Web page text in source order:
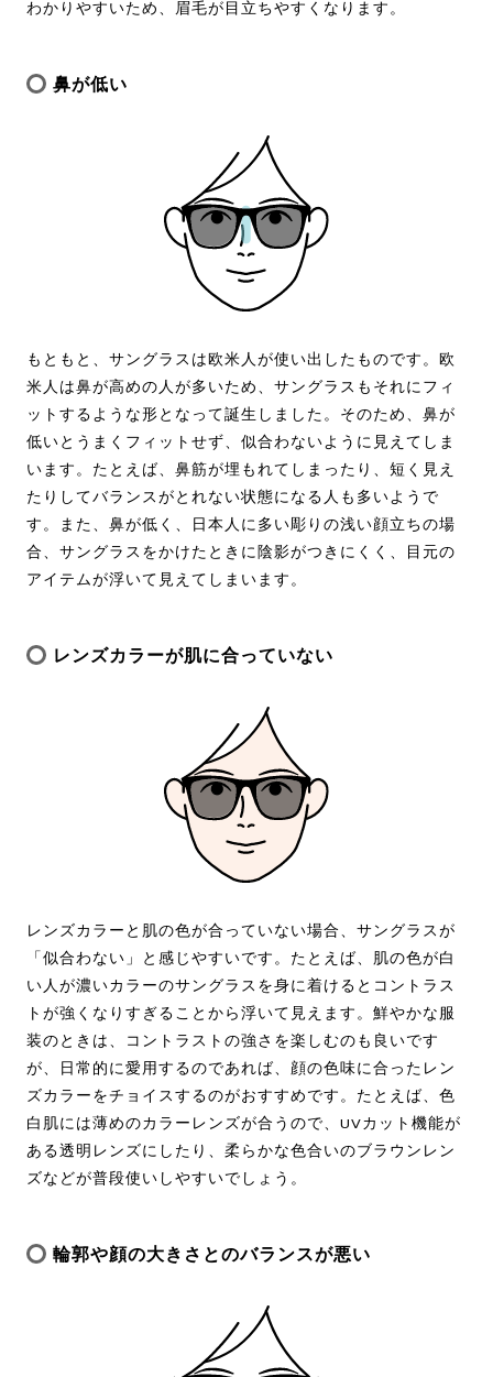
わかりやすいため、眉毛が目立ちやすくなります。
鼻が低い
もともと、サングラスは欧米人が使い出したものです。欧
米人は鼻が高めの人が多いため、サングラスもそれにフィ
ットするような形となって誕生しました。そのため、鼻が
低いとうまくフィットせず、似合わないように見えてしま
います。たとえば、鼻筋が埋もれてしまったり、短く見え
たりしてバランスがとれない状態になる人も多いようで
す。また、鼻が低く、日本人に多い彫りの浅い顔立ちの場
合、サングラスをかけたときに陰影がつきにくく、目元の
アイテムが浮いて見えてしまいます。
レンズカラーが肌に合っていない
レンズカラーと肌の色が合っていない場合、サングラスが
「似合わない」と感じやすいです。たとえば、肌の色が白
い人が濃いカラーのサングラスを身に着けるとコントラス
トが強くなりすぎることから浮いて見えます。鮮やかな服
装のときは、コントラストの強さを楽しむのも良いです
が、日常的に愛用するのであれば、顔の色味に合ったレン
ズカラーをチョイスするのがおすすめです。たとえば、色
白肌には薄めのカラーレンズが合うので、UVカット機能が
ある透明レンズにしたり、柔らかな色合いのブラウンレン
ズなどが普段使いしやすいでしょう。
輪郭や顔の大きさとのバランスが悪い